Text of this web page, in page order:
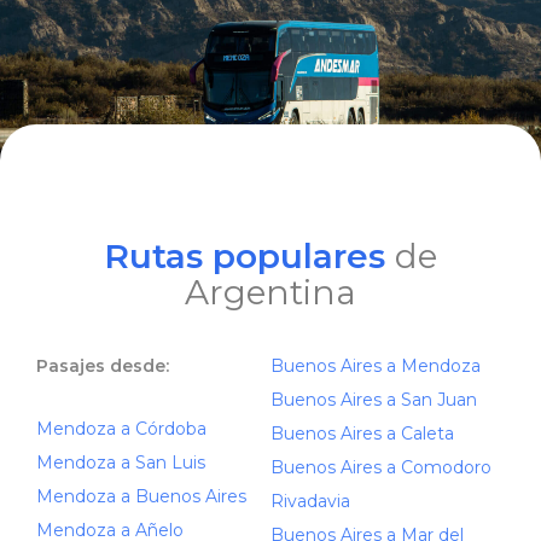
Rutas populares de
Argentina
Pasajes desde:
Mendoza a Córdoba
Mendoza a San Luis
Mendoza a Buenos Aires
Mendoza a Añelo
Buenos Aires a Mendoza
Buenos Aires a San Juan
Buenos Aires a Caleta
Buenos Aires a Comodoro
Rivadavia
Buenos Aires a Mar del